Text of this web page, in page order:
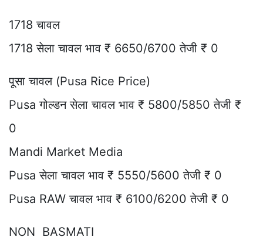
1718 चावल
1718 सेला चावल भाव ₹ 6650/6700 तेजी ₹ 0
पूसा चावल (Pusa Rice Price)
Pusa गोल्डन सेला चावल भाव ₹ 5800/5850 तेजी ₹
0
Mandi Market Media
Pusa सेला चावल भाव ₹ 5550/5600 तेजी ₹ 0
Pusa RAW चावल भाव ₹ 6100/6200 तेजी ₹ 0
NON BASMATI